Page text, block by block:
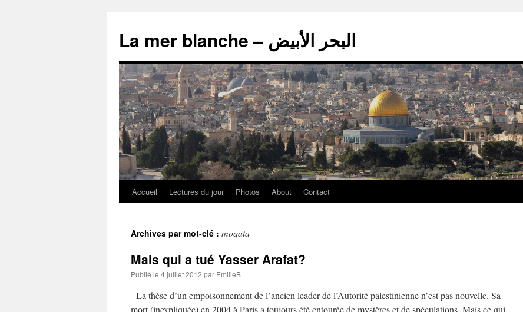
La mer blanche – البحر الأبيض
Accueil Lectures du jour Photos About Contact
Archives par mot-clé : moqata
Mais qui a tué Yasser Arafat?
Publié le 4 juillet 2012 par EmilieB
La thèse d’un empoisonnement de l’ancien leader de l’Autorité palestinienne n’est pas nouvelle. Sa
mort (inexpliquée) en 2004 à Paris a toujours été entourée de mystères et de spéculations. Mais ce qui